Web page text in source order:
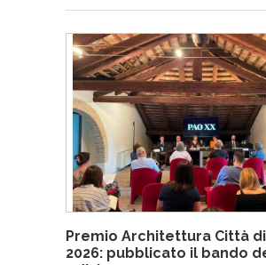
Premio Architettura Città
2026: pubblicato il bando